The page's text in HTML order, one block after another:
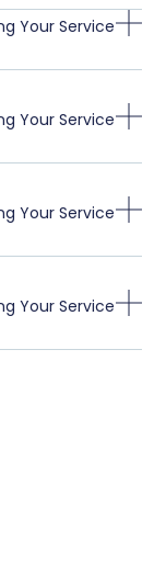
Your Service
Your Service
Your Service
Your Service